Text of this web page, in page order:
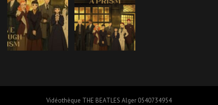
Vidéothèque THE BEATLES Alger 0540734954